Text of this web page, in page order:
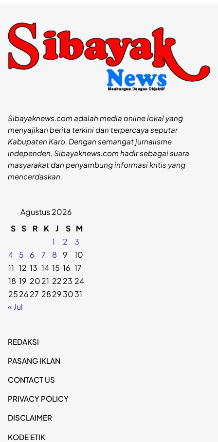
Sibayaknews.com adalah media online lokal yang
menyajikan berita terkini dan terpercaya seputar
Kabupaten Karo. Dengan semangat jurnalisme
independen, Sibayaknews.com hadir sebagai suara
masyarakat dan penyambung informasi kritis yang
mencerdaskan.
Agustus 2026
S S R K J S M
1
2
3
4
5 6 7 8 9
10
11 12 13 14 15 16 17
18 19 2021 2223 24
252627 28293031
« Jul
REDAKSI
PASANG IKLAN
CONTACT US
PRIVACY POLICY
DISCLAIMER
KODE ETIK